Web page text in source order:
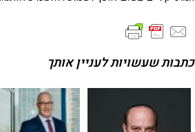
כתבות שעשויות לעניין אותך